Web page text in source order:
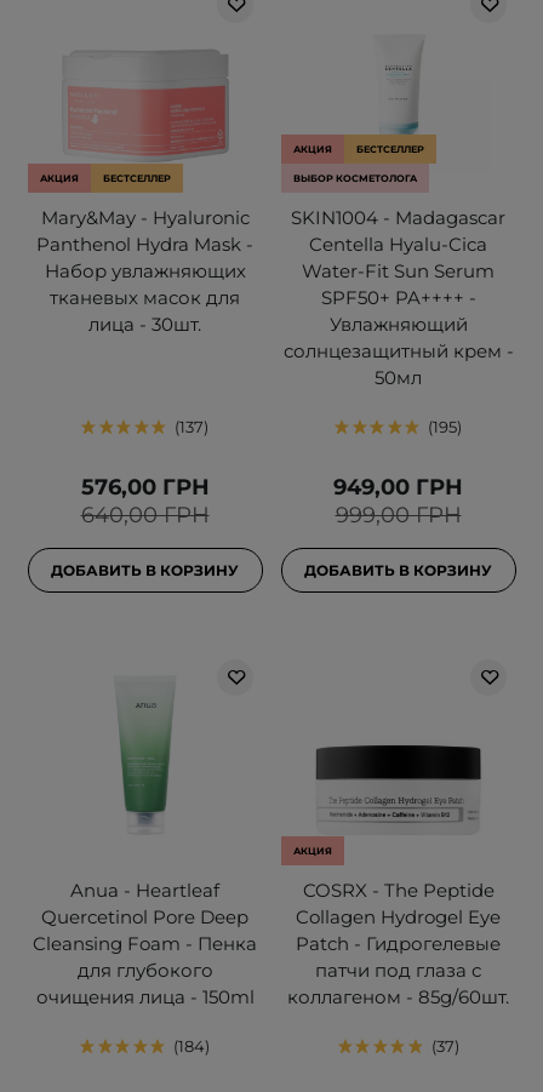
АКЦИЯ БЕСТСЕЛЛЕР
Mary&May - Hyaluronic
Panthenol Hydra Mask -
Набор увлажняющих
тканевых масок для
лица - 30шт.
137
640,00 ГРН
576,00 ГРН
ДОБАВИТЬ В КОРЗИНУ
АКЦИЯ БЕСТСЕЛЛЕР
ВЫБОР КОСМЕТОЛОГА
SKIN1004 - Madagascar
Centella Hyalu-Cica
Water-Fit Sun Serum
SPF50+ PA++++ -
Увлажняющий
солнцезащитный крем -
50мл
195
999,00 ГРН
949,00 ГРН
ДОБАВИТЬ В КОРЗИНУ
Anua - Heartleaf
Quercetinol Pore Deep
Cleansing Foam - Пенка
для глубокого
очищения лица - 150ml
184
АКЦИЯ
COSRX - The Peptide
Collagen Hydrogel Eye
Patch - Гидрогелевые
патчи под глаза с
коллагеном - 85g/60шт.
37